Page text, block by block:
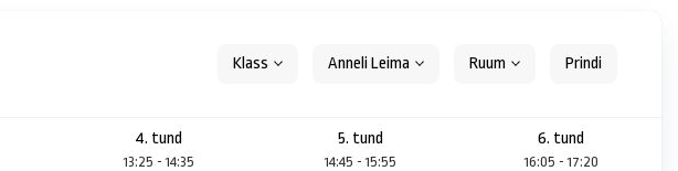
Klass Anneli Leima Ruum
4. tund
13:25 - 14:35
5. tund
14:45 - 15:55
6. tund
16:05 - 17:20